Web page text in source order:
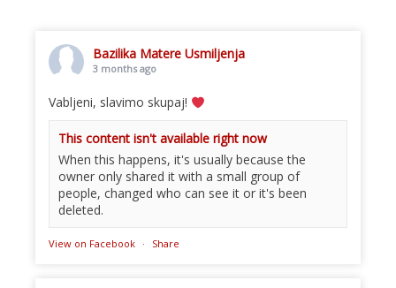
Bazilika Matere Usmiljenja
3 months ago
Vabljeni, slavimo skupaj!
This content isn't available right now
When this happens, it's usually because the
owner only shared it with a small group of
people, changed who can see it or it's been
deleted.
View on Facebook · Share